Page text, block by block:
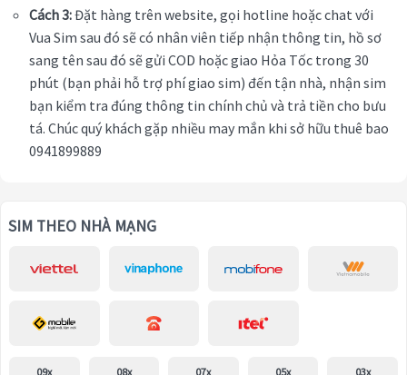
Cách 3:Đặt hàng trên website, gọi hotline hoặc chat với
Vua Sim sau đó sẽ có nhân viên tiếp nhận thông tin, hồ sơ
sang tên sau đó sẽ gửi COD hoặc giao Hỏa Tốc trong 30
phút (bạn phải hỗ trợ phí giao sim) đến tận nhà, nhận sim
bạn kiểm tra đúng thông tin chính chủ và trả tiền cho bưu
tá. Chúc quý khách gặp nhiều may mắn khi sở hữu thuê bao
0941899889
SIM THEO NHÀ MẠNG
09x 08x 07x 05x 03x